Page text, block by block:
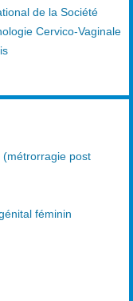
de la Société
Cervico-Vaginale
post
féminin